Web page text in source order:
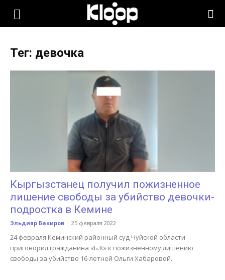
KLOOP.KG
Тег: девочка
Кыргызстанец получил пожизненное
лишение свободы за убийство девочки-
подростка в Кемине
Эльдияр Бакиров - 25 февраля 2022
24 февраля Кеминский районный суд Чуйской области
приговорил гражданина «Б.К» к пожизненному лишению
свободы за убийство 16-летней Ольги Хабаровой.